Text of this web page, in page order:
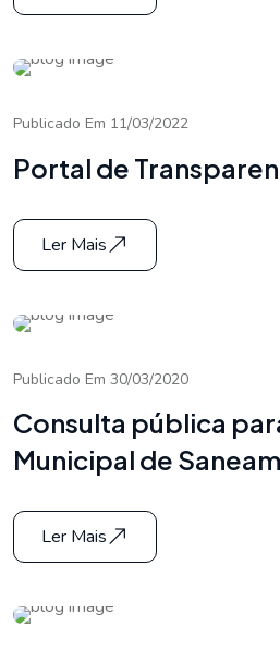
Publicado Em 11/03/2022
Portal de
Ler Mais
Publicado Em 30/03/2020
Consulta pública
Municipal de
Ler Mais